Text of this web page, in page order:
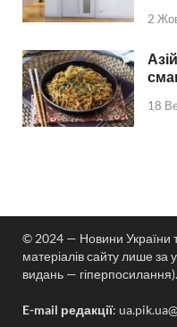
2
18
© 2024 — Новини України
матеріалів сайту лише
видань — гіперпосилання).
E-mail редакції: